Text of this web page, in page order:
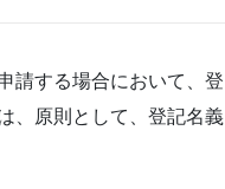
請する場合において、登
、原則として、登記名義